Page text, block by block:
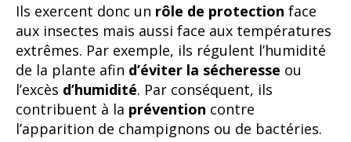
Ils exercent donc un rôle de protection face
aux insectes mais aussi face aux températures
extrêmes. Par exemple, ils régulent l’humidité
de la plante afin d’éviter la sécheresse ou
l’excès d’humidité. Par conséquent, ils
contribuent à la prévention contre
l’apparition de champignons ou de bactéries.